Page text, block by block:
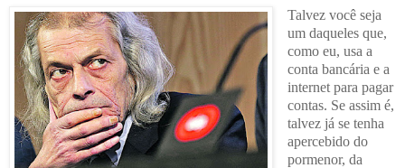
Talvez você seja
um daqueles que,
como eu, usa a
conta bancária e a
internet para pagar
contas. Se assim é,
talvez já se tenha
apercebido do
pormenor, da